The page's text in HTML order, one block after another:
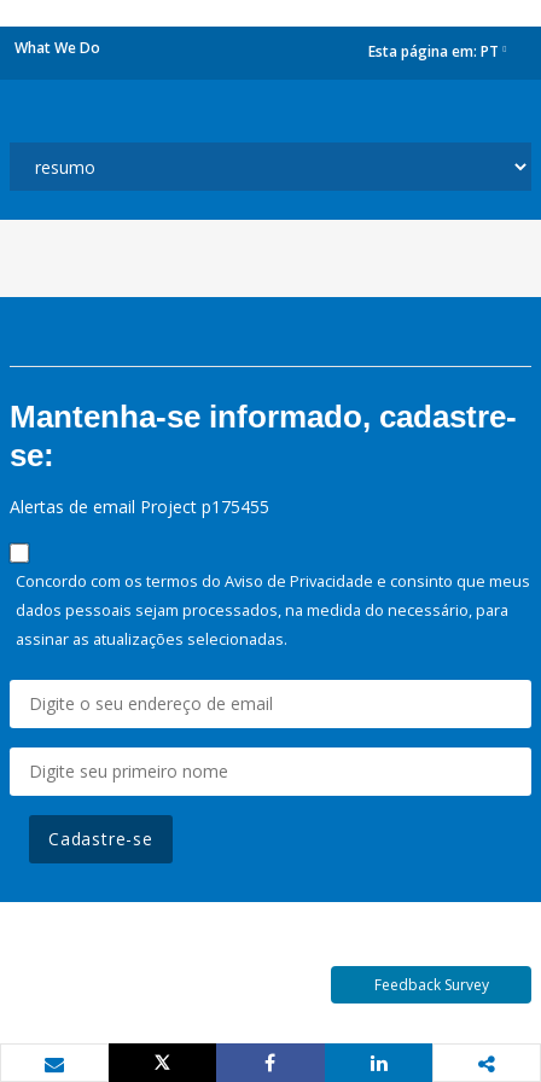
What We Do Esta página em: PT
Mantenha-se informado, cadastre-
se:
Alertas de email Project p175455
Concordo com os termos do Aviso de Privacidade e consinto que meus
dados pessoais sejam processados, na medida do necessário, para
assinar as atualizações selecionadas.
Cadastre-se
Feedback Survey